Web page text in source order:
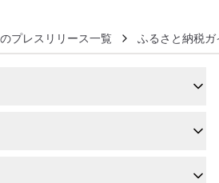
プレスリリース一覧 ふるさと納税ガ